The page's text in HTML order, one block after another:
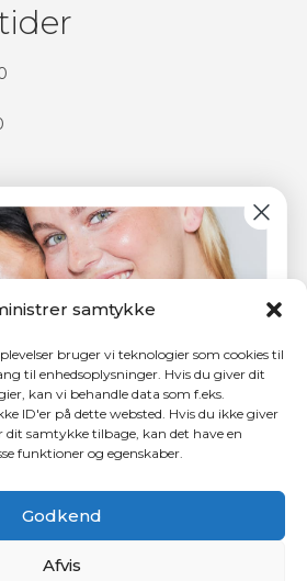
samtykke
bruger vi teknologier som cookies til
til enhedsoplysninger. Hvis du giver dit
kan vi behandle data som f.eks.
ID'er på dette websted. Hvis du ikke giver
samtykke tilbage, kan det have en
funktioner og egenskaber.
Godkend
Afvis
varierer
hos Trustpilot
og få150 kr.